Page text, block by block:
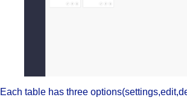
Each table has three